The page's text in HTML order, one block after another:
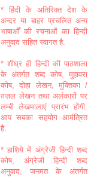
* हिंदी के अतिरिक्त देश के
अन्दर या बाहर प्रचलित अन्य
भाषाओँ की रचनाओं का हिन्दी
अनुवाद सहित स्वागत है.
* शीघ्र ही हिन्दी की पाठशाला
के अंतर्गत शब्द कोष, मुहावरा
कोष, दोहा लेखन, मुक्तिका /
ग़ज़ल लेखन तथा अलंकारों पर
लम्बी लेखमालाएं प्रारंभ होंगी.
आप सबका सहयोग आमंत्रित
है.
* हाशिये में अंग्रेजी हिन्दी शब्द
कोष, अंग्रेजी हिन्दी शब्द
अनुवाद, जनमत के अंतर्गत